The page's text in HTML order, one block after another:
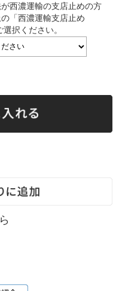
西濃運輸の支店止めの方
「西濃運輸支店止め
択ください。